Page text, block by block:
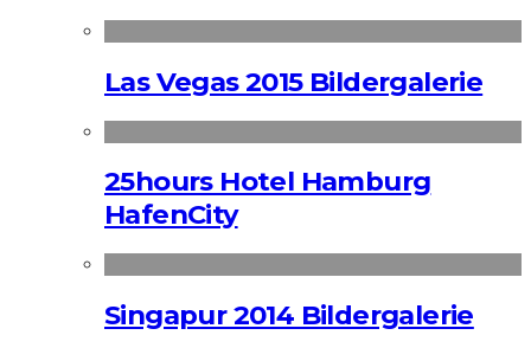
Las Vegas 2015 Bildergalerie
25hours Hotel Hamburg
HafenCity
Singapur 2014 Bildergalerie